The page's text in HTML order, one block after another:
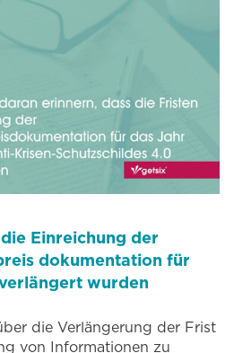
Einreichung der
dokumentation für
wurden
die Verlängerung der Frist
von Informationen zu